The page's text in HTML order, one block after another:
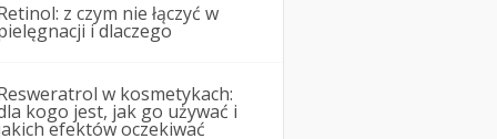
z czym nie łączyć w
i dlaczego
w kosmetykach:
kogo jest, jak go używać i
efektów oczekiwać